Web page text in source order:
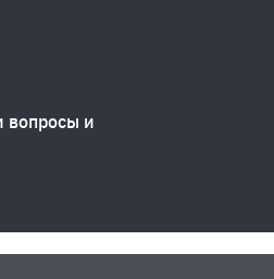
вопросы и